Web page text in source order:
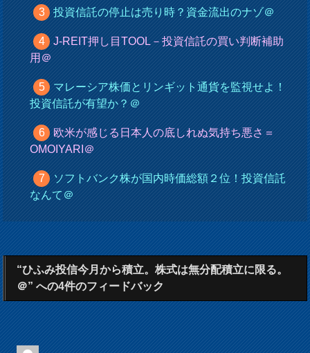
投資信託の停止は売り時？資金流出のナゾ＠
J-REIT押し目TOOL－投資信託の買い判断補助
用＠
マレーシア株価とリンギット通貨を監視せよ！
投資信託が有望か？＠
欧米が感じる日本人の底しれぬ気持ち悪さ＝
OMOIYARI＠
ソフトバンク株が国内時価総額２位！投資信託
なんて＠
“ひふみ投信今月から積立。株式は無分配積立に限る。
＠” への4件のフィードバック